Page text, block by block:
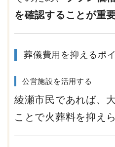
を確認することが重
葬儀費用を抑えるポ
公営施設を活用する
綾瀬市民であれば、
ことで火葬料を抑え